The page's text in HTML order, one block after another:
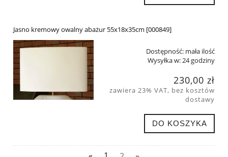
Jasno kremowy owalny abażur 55x18x35cm [000849]
Dostępność: mała ilość
Wysyłka w: 24 godziny
230,00 zł
zawiera 23% VAT, bez kosztów
dostawy
DO KOSZYKA